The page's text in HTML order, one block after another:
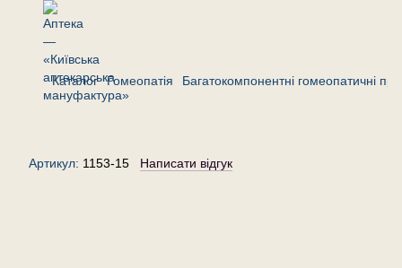
Каталог Гомеопатія Багатокомпонентні гомеопатичні
Комплекс «Андровіт-2»— гранули
Артикул: 1153-15 Написати відгук